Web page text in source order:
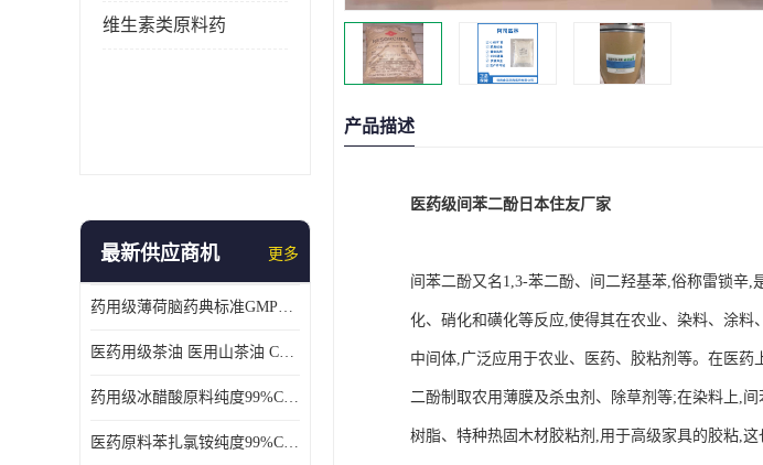
维生素类原料药
最新供应商机 更多
药用级薄荷脑药典标准GMP工厂
医药用级茶油 医用山茶油 COA质检 价格优 原料药
药用级冰醋酸原料纯度99%CDE备案COA质检
医药原料苯扎氯铵纯度99%CDE备案500g/瓶
产品描述
医药级间苯二酚日本住友厂家
间苯二酚又名1,3-苯二酚、间二羟基苯,俗称雷锁辛
化、硝化和磺化等反应,使得其在农业、染料、涂
中间体,广泛应用于农业、医药、胶粘剂等。在医
二酚制取农用薄膜及杀虫剂、除草剂等;在染料上,
树脂、特种热固木材胶粘剂,用于高级家具的胶粘,